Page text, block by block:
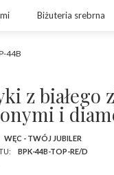
Biżuteria srebrna
44B
z białego
i
WĘC - TWÓJ JUBILER
BPK-44B-TOP-RE/D